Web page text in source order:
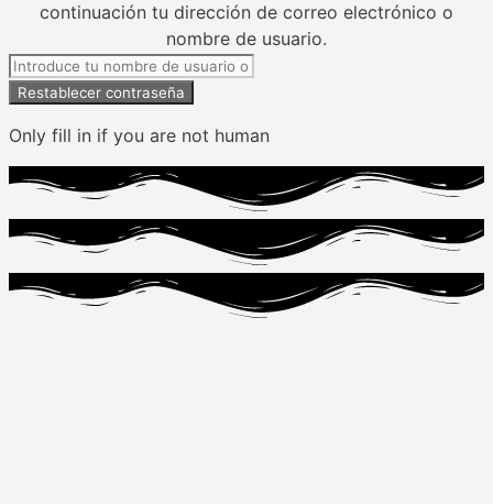
continuación tu dirección de correo electrónico o
nombre de usuario.
Only fill in if you are not human